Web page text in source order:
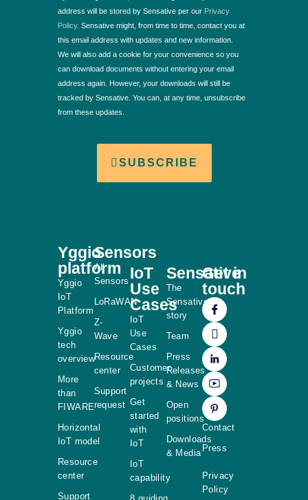
address will be stored by Sensative per our Privacy
Policy. Sensative might, from time to time, contact you at
this email address with updates and new information.
We will also add a cookie for your convenience so you
can download documents without entering your email
address again. However, your downloads will still be
tracked by Sensative. You can, at any time, unsubscribe
from these updates.
SUBSCRIBE
Yggio
platform
Yggio
IoT
Platform
Yggio
tech
overview
More
than
FIWARE
Horizontal
IoT model
Resource
center
Support
Sensors
All
Sensors
LoRaWAN
Z-
Wave
Resource
center
Support
request
IoT
Use
Cases
IoT
Use
Cases
Customer
projects
Get
started
with
IoT
IoT
capability
Sensative
The
Sensative
story
Team
Press
Releases
& News
Open
positions
Downloads
& Media
Get in
touch
Contact
Press
Privacy
Policy